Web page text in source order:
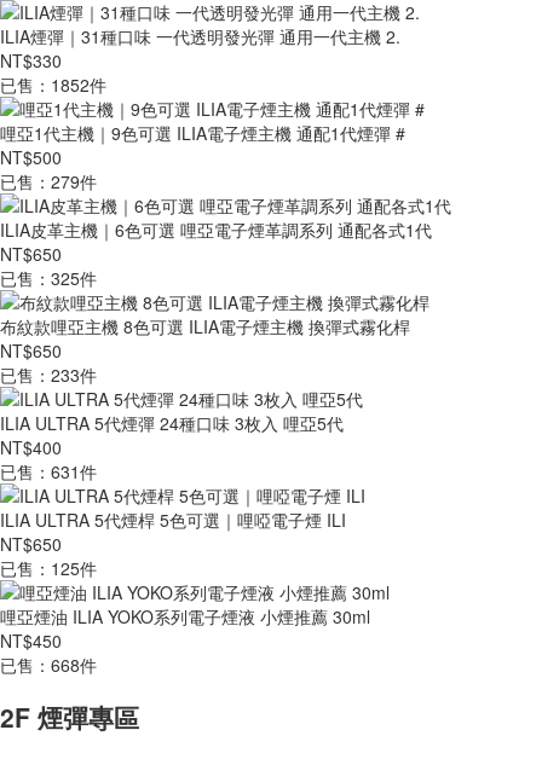
ILIA煙彈｜31種口味 一代透明發光彈 通用一代主機 2.
NT$330
已售：1852件
哩亞1代主機｜9色可選 ILIA電子煙主機 通配1代煙彈 #
NT$500
已售：279件
ILIA皮革主機｜6色可選 哩亞電子煙革調系列 通配各式1代
NT$650
已售：325件
布紋款哩亞主機 8色可選 ILIA電子煙主機 換彈式霧化桿
NT$650
已售：233件
ILIA ULTRA 5代煙彈 24種口味 3枚入 哩亞5代
NT$400
已售：631件
ILIA ULTRA 5代煙桿 5色可選｜哩啞電子煙 ILI
NT$650
已售：125件
哩亞煙油 ILIA YOKO系列電子煙液 小煙推薦 30ml
NT$450
已售：668件
2F 煙彈專區